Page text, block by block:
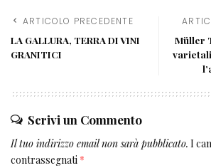
ARTICOLO PRECEDENTE
LA GALLURA, TERRA DI VINI
GRANITICI
Müller
Scrivi un Commento
Il tuo indirizzo email non sarà pubblicato. I
contrassegnati *